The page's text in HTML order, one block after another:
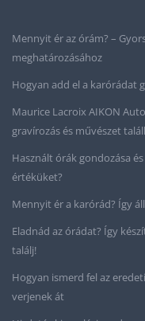
Mennyit ér az órám? –
meghatározásához
Hogyan add el a karórádat
Maurice Lacroix AIKON
gravírozás és művészet
Használt órák gondozása
értéküket?
Mennyit ér a karórád? Így
Eladnád az órádat? Így
találj!
Hogyan ismerd fel az
verjenek át